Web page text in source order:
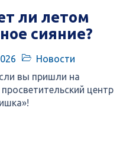
ли летом
сияние?
Новости
вы пришли на
центр